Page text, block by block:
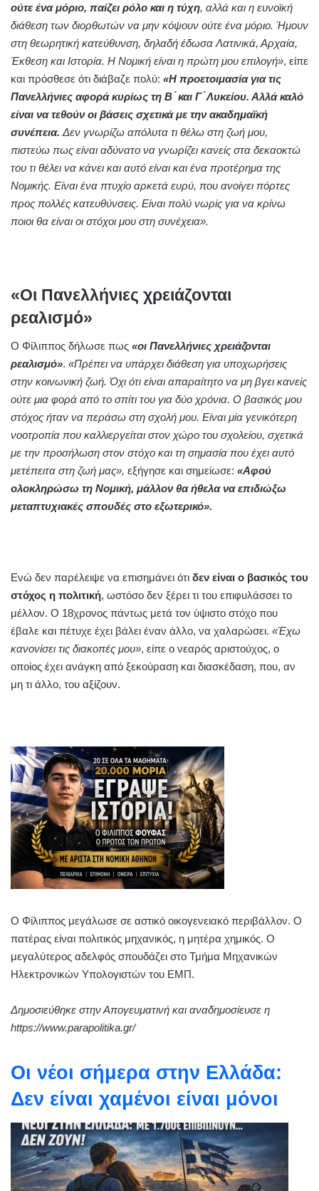
ούτε ένα μόριο, παίζει ρόλο και η τύχη, αλλά και η ευνοϊκή
διάθεση των διορθωτών να μην κόψουν ούτε ένα μόριο. Ήμουν
στη θεωρητική κατεύθυνση, δηλαδή έδωσα Λατινικά, Αρχαία,
Έκθεση και Ιστορία. Η Νομική είναι η πρώτη μου επιλογή», είπε
και πρόσθεσε ότι διάβαζε πολύ: «Η προετοιμασία για τις
Πανελλήνιες αφορά κυρίως τη Β ́ και Γ ́ Λυκείου. Αλλά καλό
είναι να τεθούν οι βάσεις σχετικά με την ακαδημαϊκή
συνέπεια. Δεν γνωρίζω απόλυτα τι θέλω στη ζωή μου,
πιστεύω πως είναι αδύνατο να γνωρίζει κανείς στα δεκαοκτώ
του τι θέλει να κάνει και αυτό είναι και ένα προτέρημα της
Νομικής. Είναι ένα πτυχίο αρκετά ευρύ, που ανοίγει πόρτες
προς πολλές κατευθύνσεις. Είναι πολύ νωρίς για να κρίνω
ποιοι θα είναι οι στόχοι μου στη συνέχεια».
«Οι Πανελλήνιες χρειάζονται
ρεαλισμό»
Ο Φίλιππος δήλωσε πως «οι Πανελλήνιες χρειάζονται
ρεαλισμό». «Πρέπει να υπάρχει διάθεση για υποχωρήσεις
στην κοινωνική ζωή. Όχι ότι είναι απαραίτητο να μη βγει κανείς
ούτε μια φορά από το σπίτι του για δύο χρόνια. Ο βασικός μου
στόχος ήταν να περάσω στη σχολή μου. Είναι μία γενικότερη
νοοτροπία που καλλιεργείται στον χώρο του σχολείου, σχετικά
με την προσήλωση στον στόχο και τη σημασία που έχει αυτό
μετέπειτα στη ζωή μας», εξήγησε και σημείωσε: «Αφού
ολοκληρώσω τη Νομική, μάλλον θα ήθελα να επιδιώξω
μεταπτυχιακές σπουδές στο εξωτερικό».
Ενώ δεν παρέλειψε να επισημάνει ότι δεν είναι ο βασικός του
στόχος η πολιτική, ωστόσο δεν ξέρει τι του επιφυλάσσει το
μέλλον. Ο 18χρονος πάντως μετά τον ύψιστο στόχο που
έβαλε και πέτυχε έχει βάλει έναν άλλο, να χαλαρώσει. «Έχω
κανονίσει τις διακοπές μου», είπε ο νεαρός αριστούχος, ο
οποίος έχει ανάγκη από ξεκούραση και διασκέδαση, που, αν
μη τι άλλο, του αξίζουν.
Ο Φίλιππος μεγάλωσε σε αστικό οικογενειακό περιβάλλον. Ο
πατέρας είναι πολιτικός μηχανικός, η μητέρα χημικός. Ο
μεγαλύτερος αδελφός σπουδάζει στο Τμήμα Μηχανικών
Ηλεκτρονικών Υπολογιστών του ΕΜΠ.
Δημοσιεύθηκε στην Απογευματινή και αναδημοσίευσε η
https://www.parapolitika.gr/
Οι νέοι σήμερα στην Ελλάδα:
Δεν είναι χαμένοι είναι μόνοι